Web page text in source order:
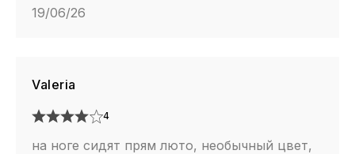
19/06/26
Valeria
4
на ноге сидят прям люто, необычный цвет,